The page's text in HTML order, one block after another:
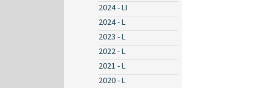
2024 - LI
2024 - L
2023 - L
2022 - L
2021 - L
2020 - L